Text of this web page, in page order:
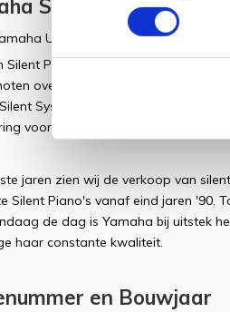
Silent Systeem
U300SX beschikt over een
Silent Piano kunt u tot in de late
overlast ervaren. Dit komt
Systeem. Dit maakt de Silent
voor zowel de beginnende als
jaren zien wij de verkoop van
Silent Piano's vanaf eind jaren '90.
de dag is Yamaha bij uitstek
haar constante kwaliteit.
en Bouwjaar